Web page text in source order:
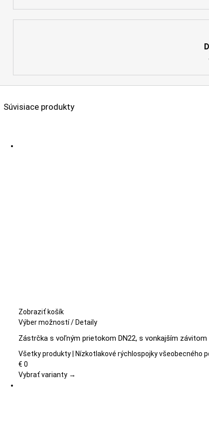
Súvisiace produkty
Zobraziť košík
Výber možností Tento
má
viacero
Možnosti
/ Detaily
Zástrčka s voľným prietokom DN22, s vonkajším závitom
Všetky produkty | Nízkotlakové rýchlospojky všeobecného
€ 0
Vybrať varianty →